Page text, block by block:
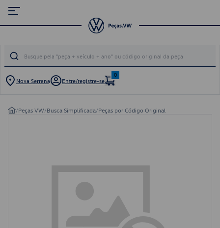
Nova Serrana Entre/registre-se
0
/Peças VW/Busca Simplificada/Peças por Código Original